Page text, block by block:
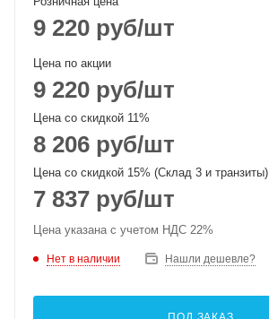
9 220 руб/шт
Цена по акции
9 220 руб/шт
Цена со скидкой 11%
8 206 руб/шт
Цена со скидкой 15% (Склад 3 и транзиты)
7 837 руб/шт
Цена указана с учетом НДС 22%
Нет в наличии Нашли дешевле?